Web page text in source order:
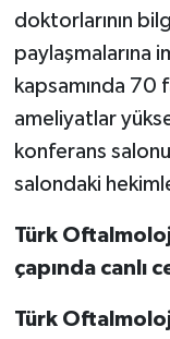
doktorlarının
paylaşmalarına
kapsamında 70
ameliyatlar
konferans
salondaki
Türk
çapında canlı
Türk